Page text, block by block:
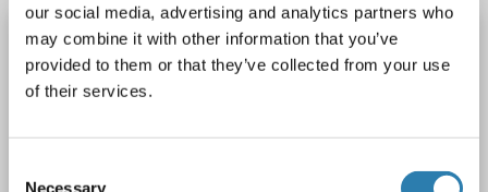
our social media, advertising and analytics partners who
may combine it with other information that you’ve
provided to them or that they’ve collected from your use
of their services.
Necessary
NudE Neurodevelopment Protein 1 (NDE1) Kit
ELISA
NDE1 Reactivité: Rat